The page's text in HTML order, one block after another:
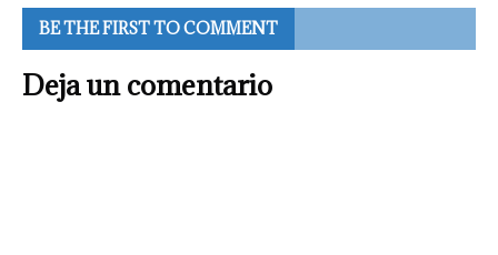
BE THE FIRST TO COMMENT
Deja un comentario